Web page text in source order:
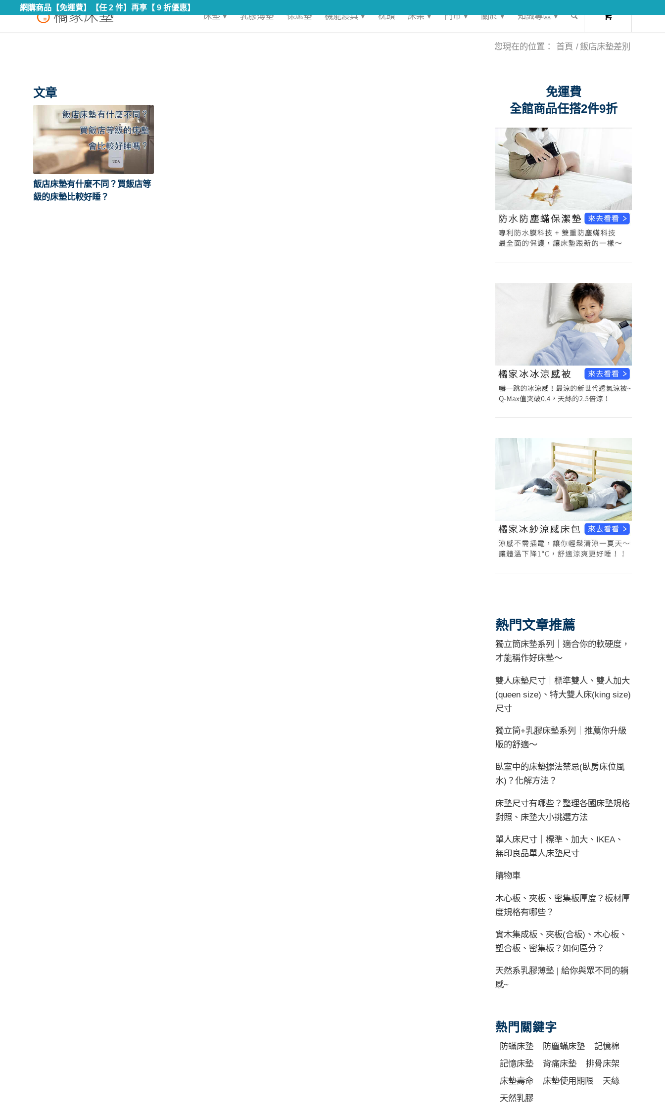
網購商品【免運費】【任 2 件】再享【 9 折優惠】
床墊 ▾ 乳膠薄墊 保潔墊 機能寢具 ▾ 枕頭 床架 ▾ 門市 ▾ 關於 ▾ 知識專區 ▾
您現在的位置： 首頁 / 飯店床墊差別
文章
飯店床墊有什麼不同？買飯店等
級的床墊比較好睡？
免運費
全館商品任搭2件9折
熱門文章推薦
獨立筒床墊系列｜適合你的軟硬度，
才能稱作好床墊～
雙人床墊尺寸｜標準雙人、雙人加大
(queen size)、特大雙人床(king size)
尺寸
獨立筒+乳膠床墊系列｜推薦你升級
版的舒適～
臥室中的床墊擺法禁忌(臥房床位風
水)？化解方法？
床墊尺寸有哪些？整理各國床墊規格
對照、床墊大小挑選方法
單人床尺寸｜標準、加大、IKEA、
無印良品單人床墊尺寸
購物車
木心板、夾板、密集板厚度？板材厚
度規格有哪些？
實木集成板、夾板(合板)、木心板、
塑合板、密集板？如何區分？
天然系乳膠薄墊 | 給你與眾不同的躺
感~
熱門關鍵字
防蟎床墊 防塵蟎床墊
記憶棉
記憶床墊
背痛床墊
排骨床架
床墊壽命
床墊使用期限
天絲
天然乳膠